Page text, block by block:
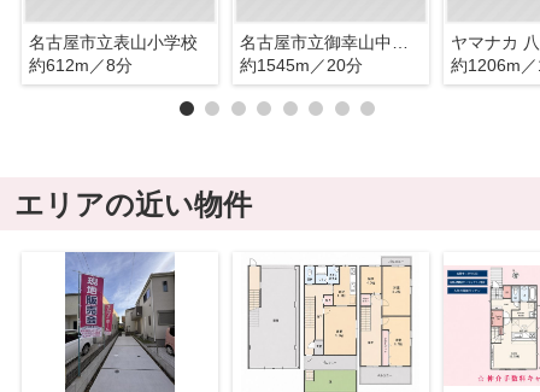
名古屋市立表山小学校
約612m／8分
約1545m／20分
ヤマナカ
約1206m
エリアの近い物件